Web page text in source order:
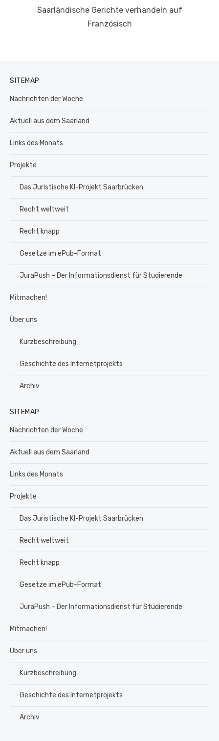
NächsterSaarländische Gerichte verhandeln auf
Französisch
SITEMAP
Nachrichten der Woche
Aktuell aus dem Saarland
Links des Monats
Projekte
Das Juristische KI-Projekt Saarbrücken
Recht weltweit
Recht knapp
Gesetze im ePub-Format
JuraPush – Der Informationsdienst für Studierende
Mitmachen!
Über uns
Kurzbeschreibung
Geschichte des Internetprojekts
Archiv
SITEMAP
Nachrichten der Woche
Aktuell aus dem Saarland
Links des Monats
Projekte
Das Juristische KI-Projekt Saarbrücken
Recht weltweit
Recht knapp
Gesetze im ePub-Format
JuraPush – Der Informationsdienst für Studierende
Mitmachen!
Über uns
Kurzbeschreibung
Geschichte des Internetprojekts
Archiv